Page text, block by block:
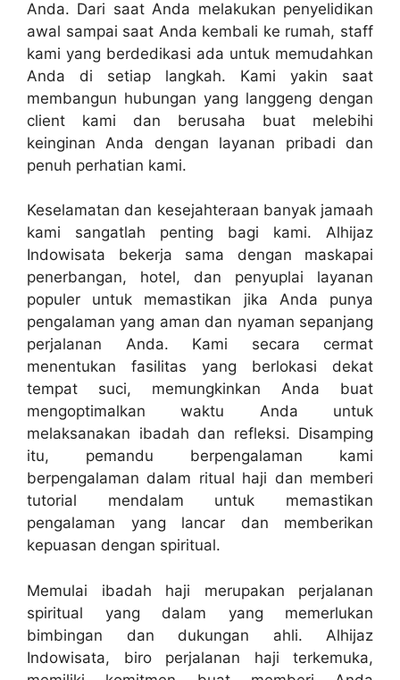
Anda. Dari saat Anda melakukan penyelidikan
awal sampai saat Anda kembali ke rumah, staff
kami yang berdedikasi ada untuk memudahkan
Anda di setiap langkah. Kami yakin saat
membangun hubungan yang langgeng dengan
client kami dan berusaha buat melebihi
keinginan Anda dengan layanan pribadi dan
penuh perhatian kami.
Keselamatan dan kesejahteraan banyak jamaah
kami sangatlah penting bagi kami. Alhijaz
Indowisata bekerja sama dengan maskapai
penerbangan, hotel, dan penyuplai layanan
populer untuk memastikan jika Anda punya
pengalaman yang aman dan nyaman sepanjang
perjalanan Anda. Kami secara cermat
menentukan fasilitas yang berlokasi dekat
tempat suci, memungkinkan Anda buat
mengoptimalkan waktu Anda untuk
melaksanakan ibadah dan refleksi. Disamping
itu, pemandu berpengalaman kami
berpengalaman dalam ritual haji dan memberi
tutorial mendalam untuk memastikan
pengalaman yang lancar dan memberikan
kepuasan dengan spiritual.
Memulai ibadah haji merupakan perjalanan
spiritual yang dalam yang memerlukan
bimbingan dan dukungan ahli. Alhijaz
Indowisata, biro perjalanan haji terkemuka,